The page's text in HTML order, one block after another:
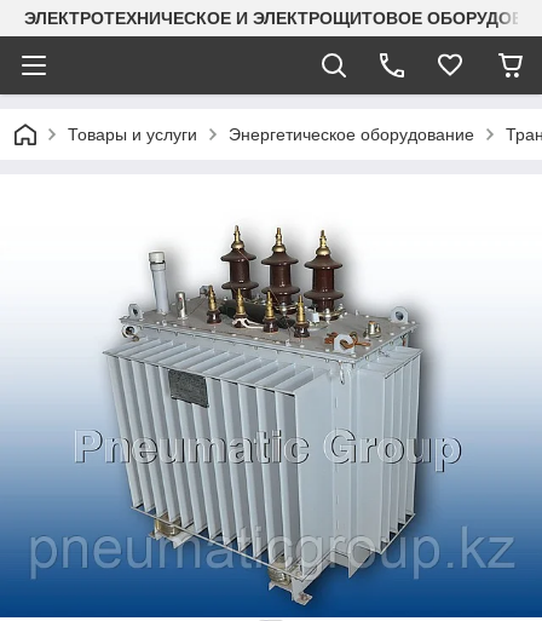
ЭЛЕКТРОТЕХНИЧЕСКОЕ И ЭЛЕКТРОЩИТОВОЕ
Товары и услуги Энергетическое оборудование